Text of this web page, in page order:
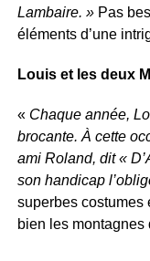
Lambaire. »Pas
éléments d’une
Louis et les deux
«Chaque année,
brocante. À cette
ami Roland, dit «
son handicap
superbes costumes
bien les montagnes